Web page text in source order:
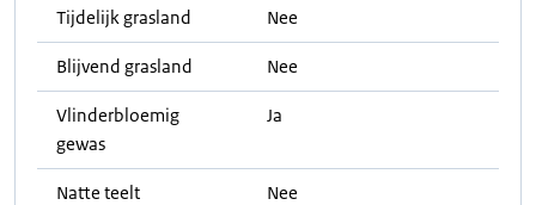
Tijdelijk grasland Nee
Blijvend grasland Nee
Vlinderbloemig
gewas
Ja
Natte teelt Nee